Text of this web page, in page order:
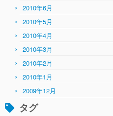
2010年6月
2010年5月
2010年4月
2010年3月
2010年2月
2010年1月
2009年12月
タグ